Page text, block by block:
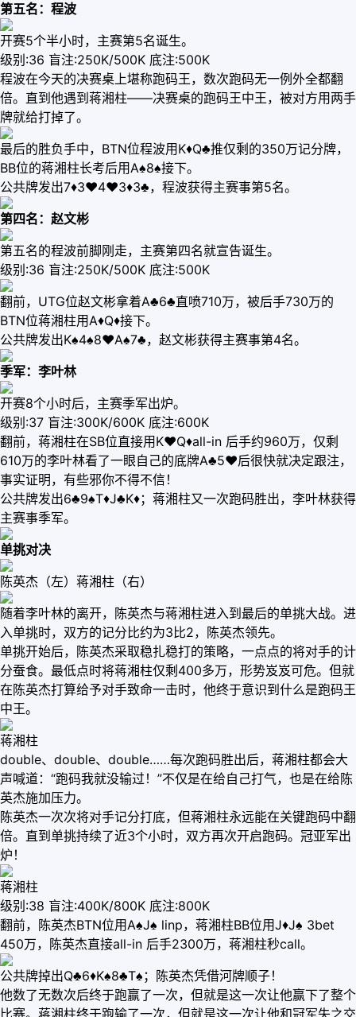
第五名：程波
开赛5个半小时，主赛第5名诞生。
级别:36 盲注:250K/500K 底注:500K
程波在今天的决赛桌上堪称跑码王，数次跑码无一例外全都翻
倍。直到他遇到蒋湘柱——决赛桌的跑码王中王，被对方用两手
牌就给打掉了。
最后的胜负手中，BTN位程波用K♦️Q♣️推仅剩的350万记分牌，
BB位的蒋湘柱长考后用A♠️8♠️接下。
公共牌发出7♦️3♥️4♥️3♦️3♣️，程波获得主赛事第5名。
第四名：赵文彬
第五名的程波前脚刚走，主赛第四名就宣告诞生。
级别:36 盲注:250K/500K 底注:500K
翻前，UTG位赵文彬拿着A♣️6♣️直喷710万，被后手730万的
BTN位蒋湘柱用A♦️Q♦️接下。
公共牌发出K♠️4♠️8♥️A♠️7♣️，赵文彬获得主赛事第4名。
季军：李叶林
开赛8个小时后，主赛季军出炉。
级别:37 盲注:300K/600K 底注:600K
翻前，蒋湘柱在SB位直接用K♥️Q♦️all-in 后手约960万，仅剩
610万的李叶林看了一眼自己的底牌A♣️5♥️后很快就决定跟注，
事实证明，有些邪你不得不信！
公共牌发出6♣️9♠️T♦️J♣️K♦️；蒋湘柱又一次跑码胜出，李叶林获得
主赛事季军。
单挑对决
陈英杰（左）蒋湘柱（右）
随着李叶林的离开，陈英杰与蒋湘柱进入到最后的单挑大战。进
入单挑时，双方的记分比约为3比2，陈英杰领先。
单挑开始后，陈英杰采取稳扎稳打的策略，一点点的将对手的计
分蚕食。最低点时将蒋湘柱仅剩400多万，形势岌岌可危。但就
在陈英杰打算给予对手致命一击时，他终于意识到什么是跑码王
中王。
蒋湘柱
double、double、double……每次跑码胜出后，蒋湘柱都会大
声喊道：“跑码我就没输过！”不仅是在给自己打气，也是在给陈
英杰施加压力。
陈英杰一次次将对手记分打底，但蒋湘柱永远能在关键跑码中翻
倍。直到单挑持续了近3个小时，双方再次开启跑码。冠亚军出
炉！
蒋湘柱
级别:38 盲注:400K/800K 底注:800K
翻前，陈英杰BTN位用A♠J♠ linp，蒋湘柱BB位用J♦J♠ 3bet
450万，陈英杰直接all-in 后手2300万，蒋湘柱秒call。
公共牌掉出Q♣6♦K♠8♣T♠；陈英杰凭借河牌顺子！
他数了无数次后终于跑赢了一次，但就是这一次让他赢下了整个
比赛。蒋湘柱终于跑输了一次，但就是这一次让他和冠军失之交